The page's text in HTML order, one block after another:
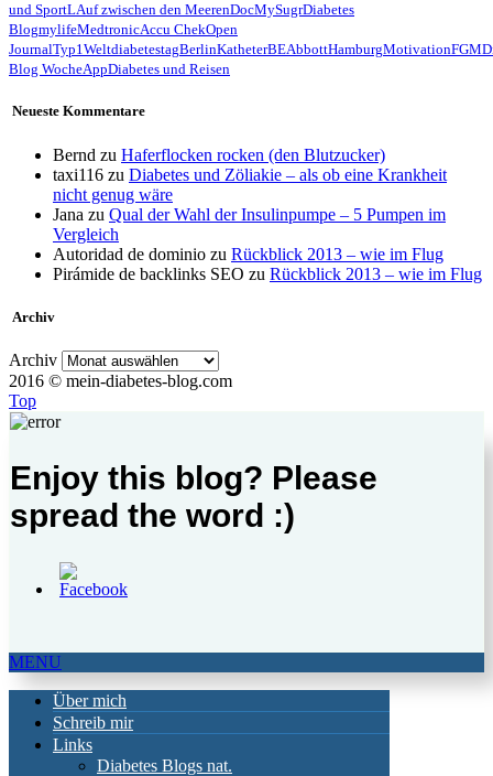
und SportLAuf zwischen den MeerenDocMySugrDiabetes
BlogmylifeMedtronicAccu ChekOpen
JournalTyp1WeltdiabetestagBerlinKatheterBEAbbottHamburgMotivationFGM
Blog WocheAppDiabetes und Reisen
Neueste Kommentare
Bernd zu Haferflocken rocken (den Blutzucker)
taxi116 zu Diabetes und Zöliakie – als ob eine Krankheit
nicht genug wäre
Jana zu Qual der Wahl der Insulinpumpe – 5 Pumpen im
Vergleich
Autoridad de dominio zu Rückblick 2013 – wie im Flug
Pirámide de backlinks SEO zu Rückblick 2013 – wie im Flug
Archiv
Archiv
2016 © mein-diabetes-blog.com
Top
Enjoy this blog? Please
spread the word :)
MENU
Über mich
Schreib mir
Links
Diabetes Blogs nat.